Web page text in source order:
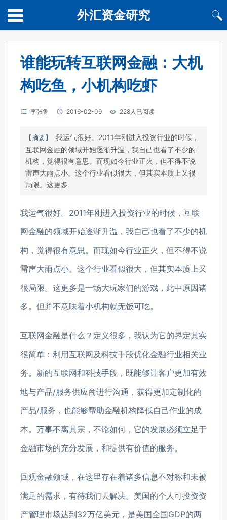
外汇资金研究
谁能玩转互联网金融：大机
构吃鱼，小机构吃虾
李张鲁 2016-02-09 228人已阅读
【摘要】
我运气很好。2011年刚进入投资行业的时候，
互联网金融的领域开始逐渐升温，我自己也看了不少的
机构，觉得很有意思。而现如今行业正火，但不得不说
雷声大雨点小。这个行业看似很大，但其实本质上又很
局限。这更多
我运气很好。2011年刚进入投资行业的时候，互联
网金融的领域开始逐渐升温，我自己也看了不少的机
构，觉得很有意思。而现如今行业正火，但不得不说
雷声大雨点小。这个行业看似很大，但其实本质上又
很局限。这更多是一场大玩家们的游戏，此中原因诸
多。但并不意味着小机构就无饭可吃。
互联网金融是什么？定义很多，我认为它的界定其实
很简单：利用互联网及科技手段优化金融行业相关业
务。新的互联网和科技手段，既能够让客户更加有效
地与产品/服务供应商进行沟通，获得更加定制化的
产品/服务，也能够帮助金融机构降低自己作业的成
本。万事不离其宗，不论如何，它的发展必须立足于
金融市场的充分发展，和提供有价值的服务。
回观金融领域，在这里存在着诸多信息不对称和未被
满足的需求，有待我们去解决。美国的个人可投资资
产管理市场达到32万亿美元，是美国全国GDP的两